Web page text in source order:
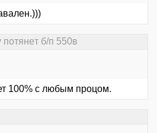
потянeт б/п 550в
100% с любым процом.